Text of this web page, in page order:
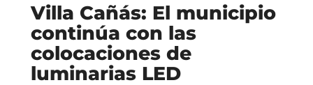
Villa Cañás: El municipio
continúa con las
colocaciones de
luminarias LED